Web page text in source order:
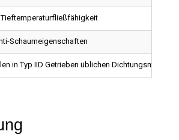
Schaumeigenschaften
in Typ IID Getrieben üblichen